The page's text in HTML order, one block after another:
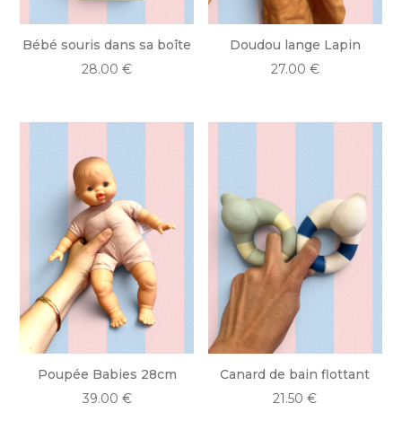
Bébé souris dans sa boîte
28.00€
Doudou lange Lapin
27.00 €
Poupée Babies 28cm
39.00 €
Canard de bain flottant
21.50€